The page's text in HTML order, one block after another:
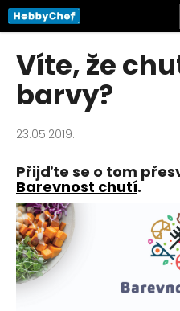
Přejít
na
obsah
Víte, že
barvy?
23.05.2019.
Přijďte se o tom
Barevnost chutí.
K
o
C
o
p
t
ř
e
b
u
j
e